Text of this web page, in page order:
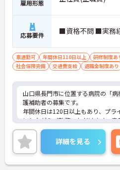
雇用形態
応募要件 ■資格不問 ■実務
車通勤可 年間休日110日以上 研修制度あ
社会保険完備
交通費支給 退職金制度あり
山口県長門市に位置する病院の「
護補助者の募集です。
年間休日は120日以上もあり、プラ
にしながらご勤務いただけます。患
て、介護サービス・ケアの提供を行
方を募集しています。
ご興味のある方には、面接対策ポイ
に詳細をご案内しますのでお気軽
い！
詳細を見る